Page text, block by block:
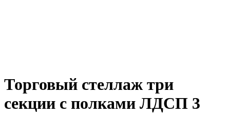
Торговый стеллаж три
секции с полками ЛДСП 3